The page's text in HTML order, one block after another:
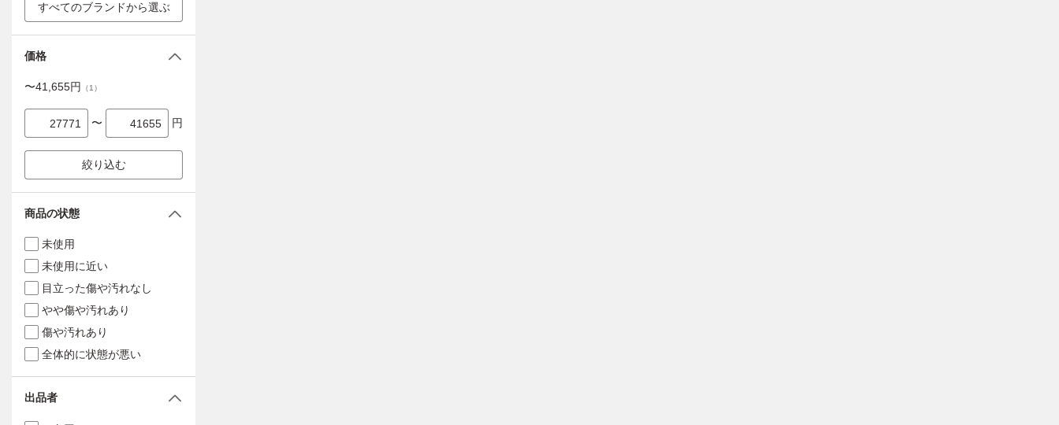
すべてのブランドから選ぶ
価格
〜41,655円 （1 ）
〜 円
絞り込む
商品の状態
未使用
未使用に近い
目立った傷や汚れなし
やや傷や汚れあり
傷や汚れあり
全体的に状態が悪い
出品者